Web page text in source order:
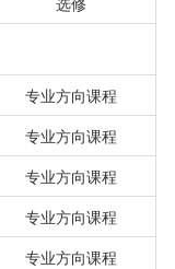
专业方向课程
专业方向课程
专业方向课程
专业方向课程
专业方向课程